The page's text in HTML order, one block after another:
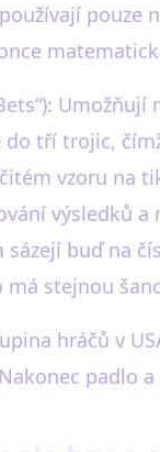
tří trojic,
vzoru na
výsledků a
buď na
má stejnou
hráčů v
padlo